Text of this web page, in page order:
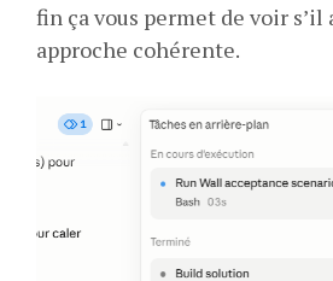
fin ça vous permet de voir s’il
approche cohérente.